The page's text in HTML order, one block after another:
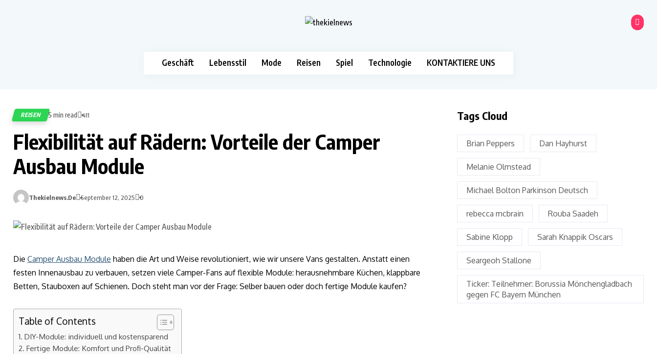
Geschäft Lebensstil Mode Reisen Spiel Technologie KONTAKTIERE UNS
REISEN 5 min read 411
Flexibilität auf Rädern: Vorteile der Camper
Ausbau Module
Thekielnews.de September 12, 2025 0
Die Camper Ausbau Module haben die Art und Weise revolutioniert, wie wir unsere Vans gestalten. Anstatt einen
festen Innenausbau zu verbauen, setzen viele Camper-Fans auf flexible Module: herausnehmbare Küchen, klappbare
Betten, Stauboxen auf Schienen. Doch steht man vor der Frage: Selber bauen oder doch fertige Module kaufen?
Table of Contents
DIY-Module: individuell und kostensparend
Fertige Module: Komfort und Profi-Qualität
Tags Cloud
Brian Peppers Dan Hayhurst
Melanie Olmstead
Michael Bolton Parkinson Deutsch
rebecca mcbrain Rouba Saadeh
Sabine Klopp Sarah Knappik Oscars
Seargeoh Stallone
Ticker: Teilnehmer: Borussia Mönchengladbach
gegen FC Bayern München